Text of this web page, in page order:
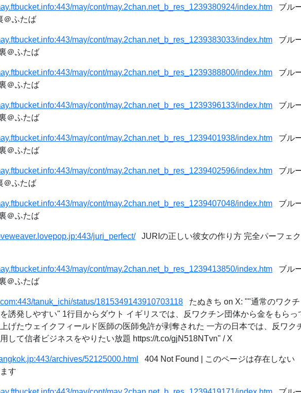
may/cont/may.2chan.net_b_res_1239380924/index.htm ブル
＠ふたば
may/cont/may.2chan.net_b_res_1239383033/index.htm ブル
＠ふたば
may/cont/may.2chan.net_b_res_1239388800/index.htm ブル
＠ふたば
may/cont/may.2chan.net_b_res_1239396133/index.htm ブル
＠ふたば
may/cont/may.2chan.net_b_res_1239401938/index.htm ブル
＠ふたば
may/cont/may.2chan.net_b_res_1239402596/index.htm ブル
＠ふたば
may/cont/may.2chan.net_b_res_1239407048/index.htm ブル
＠ふたば
juri_perfect/JURIの正しい彼女の作り方 完全パーフェク
may/cont/may.2chan.net_b_res_1239413850/index.htm ブル
＠ふたば
tanuk_ichi/status/1815349143910703118 たぬきち on X: ""通常のワクチ
誘発しやすい" 1行目からダウト イギリスでは、反ワクチン団体から金をもらっ
げたウェイクフィールド医師の医師免許が剥奪された 一方の日本では、反ワク
して信者ビジネスをやりたい放題 https://t.co/gjN518NTvn" / X
archives/52125000.html
404 Not Found | このページは存在しない
す